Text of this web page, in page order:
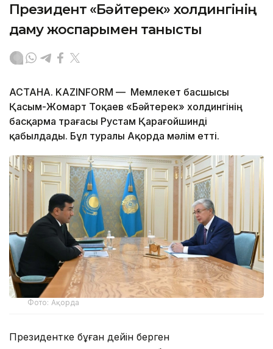
Президент «Бәйтерек» холдингінің
даму жоспарымен танысты
АСТАНА. KAZINFORM — Мемлекет басшысы
Қасым-Жомарт Тоқаев «Бәйтерек» холдингінің
басқарма төрағасы Рустам Қарағойшинді
қабылдады. Бұл туралы Ақорда мәлім етті.
Фото: Ақорда
Президентке бұған дейін берген